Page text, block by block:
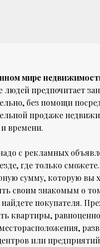
мире
людей предпочитает
без помощи
продаже
времени.
с рекламных
где только
сумму, которую вы
своим знакомым о
покупателя.
квартиры,
или